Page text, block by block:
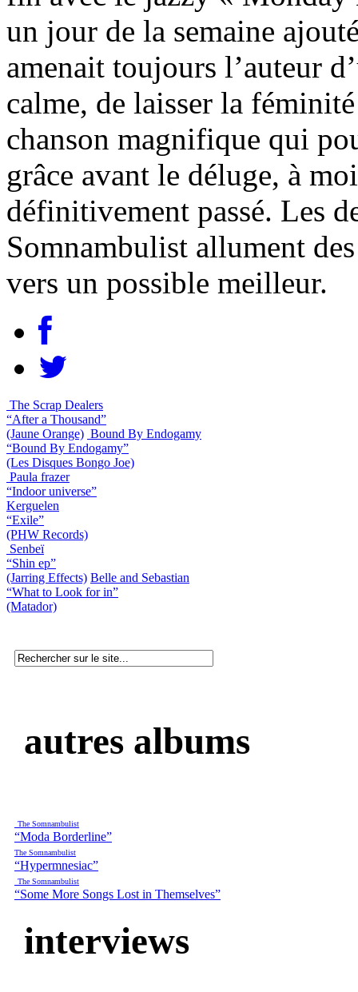
un jour de la semaine
amenait toujours l’auteur
calme, de laisser la
chanson magnifique qui
grâce avant le déluge, à
définitivement passé. Les
Somnambulist allument
vers un possible meilleur.
The Scrap Dealers
“After a Thousand”
(Jaune Orange) Bound By Endogamy
“Bound By Endogamy”
(Les Disques Bongo Joe)
Paula frazer
“Indoor universe”
Kerguelen
“Exile”
(PHW Records)
Senbeï
“Shin ep”
(Jarring Effects) Belle and Sebastian
“What to Look for in”
(Matador)
autres albums
The Somnambulist
“Moda Borderline”
The Somnambulist
“Hypermnesiac”
The Somnambulist
“Some More Songs Lost in Themselves”
interviews